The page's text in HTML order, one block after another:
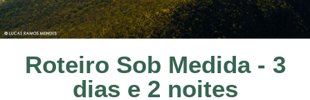
Roteiro Sob Medida - 3
dias e 2 noites